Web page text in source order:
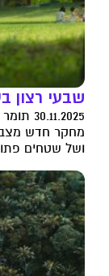
שבעי רצון
30.11.2025 תומר עתיר
מחקר חדש
ושל שטחים